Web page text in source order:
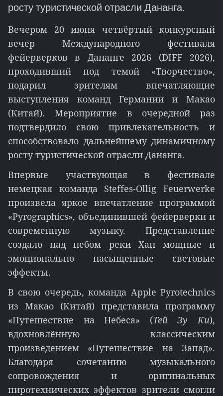
росту туристической отрасли Дананга.
Вечером 20 июня четвёртый конкурсный
вечер Международного фестиваля
фейерверков в Дананге 2026 (DIFF 2026),
проходивший под темой «Творчество»,
подарил зрителям впечатляющие
выступления команд Германии и Макао
(Китай). Мероприятие в очередной раз
подтвердило свою привлекательность и
способствовало дальнейшему динамичному
росту туристической отрасли Дананга.
Впервые участвующая в фестивале
немецкая команда Steffes-Ollig Feuerwerke
произвела яркое впечатление программой
«Pyrographics», объединившей фейерверки и
современную музыку. Представление
создало над небом реки Хан мощные и
эмоционально насыщенные световые
эффекты.
В свою очередь, команда Apple Pyrotechnics
из Макао (Китай) представила программу
«Путешествие на Небеса» (Тей Зу Ки),
вдохновлённую классическим
произведением «Путешествие на Запад».
Благодаря сочетанию музыкального
сопровождения и оригинальных
пиротехнических эффектов зрители смогли